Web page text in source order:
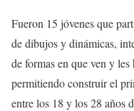
Fueron 15 jóvenes que
de dibujos y dinámicas,
de formas en que ven y
permitiendo construir el
entre los 18 y los 28 años